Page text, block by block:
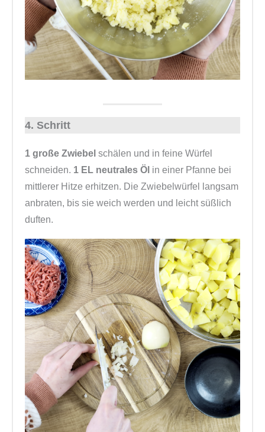
4. Schritt
1 große Zwiebel schälen und in feine Würfel
schneiden. 1 EL neutrales Öl in einer Pfanne bei
mittlerer Hitze erhitzen. Die Zwiebelwürfel langsam
anbraten, bis sie weich werden und leicht süßlich
duften.